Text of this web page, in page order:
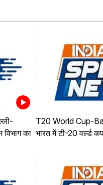
का
T20 World Cup-
भारत में टी-20 वर्ल्ड